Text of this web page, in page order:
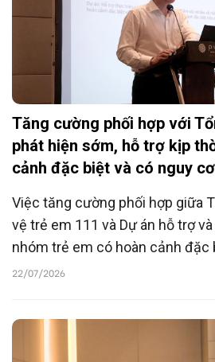
Tăng cường phối hợp với
phát hiện sớm, hỗ trợ kịp
cảnh đặc biệt và có nguy cơ
Việc tăng cường phối hợp giữa
vệ trẻ em 111 và Dự án hỗ trợ
nhóm trẻ em có hoàn cảnh đặc
nguy cơ rơi vào hoàn cảnh đặc
22/07/2026